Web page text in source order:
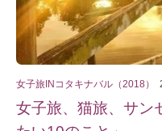
女子旅INコタキナバル（2018）
女子旅、猫旅、サン